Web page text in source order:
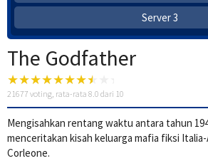
Server 3
The Godfather
21677 voting, rata-rata 8.0 dari 10
Mengisahkan rentang waktu antara tahun
menceritakan kisah keluarga mafia fiksi
Corleone.